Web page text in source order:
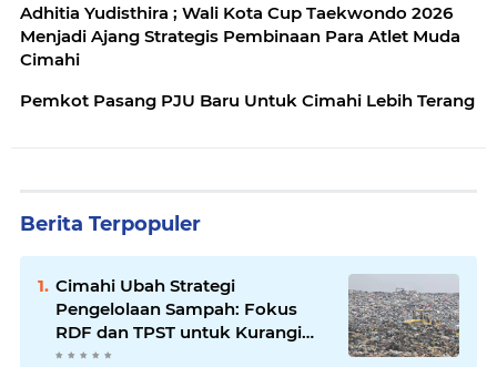
Adhitia Yudisthira ; Wali Kota Cup Taekwondo 2026
Menjadi Ajang Strategis Pembinaan Para Atlet Muda
Cimahi
Pemkot Pasang PJU Baru Untuk Cimahi Lebih Terang
Berita Terpopuler
Cimahi Ubah Strategi
Pengelolaan Sampah: Fokus
RDF dan TPST untuk Kurangi
Ketergantungan TPA